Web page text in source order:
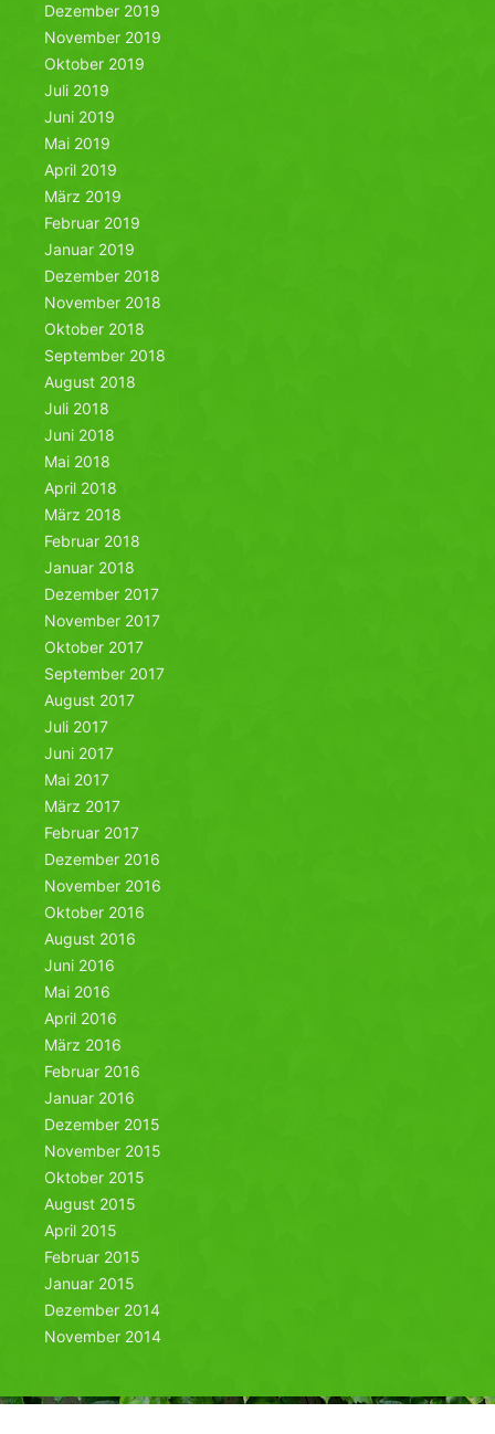
Dezember 2019
November 2019
Oktober 2019
Juli 2019
Juni 2019
Mai 2019
April 2019
März 2019
Februar 2019
Januar 2019
Dezember 2018
November 2018
Oktober 2018
September 2018
August 2018
Juli 2018
Juni 2018
Mai 2018
April 2018
März 2018
Februar 2018
Januar 2018
Dezember 2017
November 2017
Oktober 2017
September 2017
August 2017
Juli 2017
Juni 2017
Mai 2017
März 2017
Februar 2017
Dezember 2016
November 2016
Oktober 2016
August 2016
Juni 2016
Mai 2016
April 2016
März 2016
Februar 2016
Januar 2016
Dezember 2015
November 2015
Oktober 2015
August 2015
April 2015
Februar 2015
Januar 2015
Dezember 2014
November 2014